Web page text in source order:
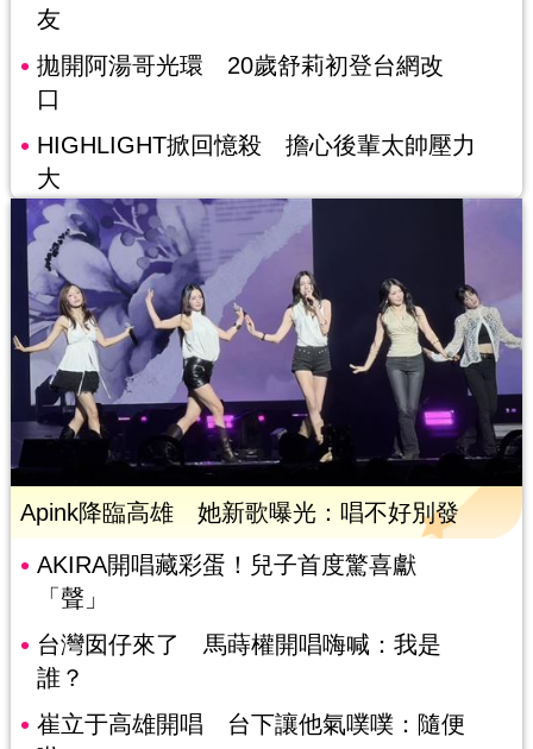
友
拋開阿湯哥光環 20歲舒莉初登台網改
口
HIGHLIGHT掀回憶殺 擔心後輩太帥壓力
大
Apink降臨高雄 她新歌曝光：唱不好別發
AKIRA開唱藏彩蛋！兒子首度驚喜獻
「聲」
台灣囡仔來了 馬蒔權開唱嗨喊：我是
誰？
崔立于高雄開唱 台下讓他氣噗噗：隨便